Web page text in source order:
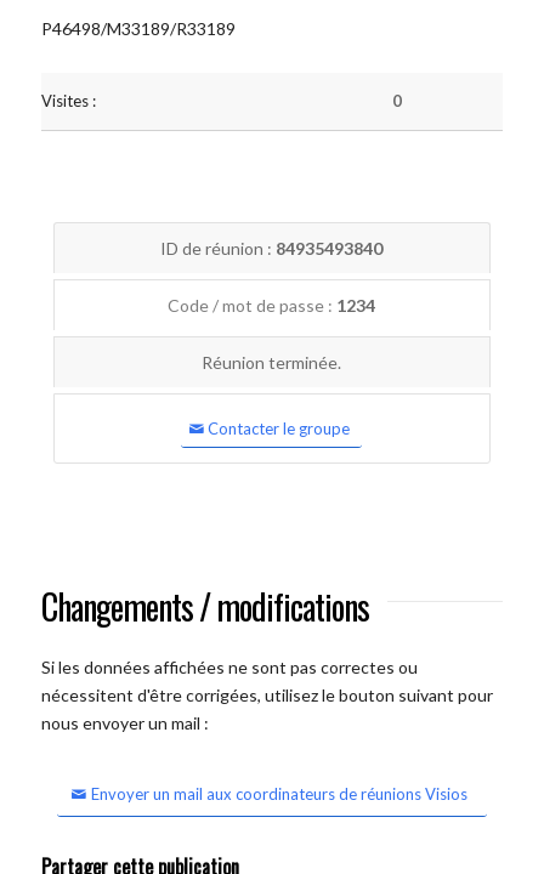
P46498/M33189/R33189
Visites : 0
ID de réunion : 84935493840
Code / mot de passe : 1234
Réunion terminée.
Contacter le groupe
Changements / modifications
Si les données affichées ne sont pas correctes ou
nécessitent d'être corrigées, utilisez le bouton suivant pour
nous envoyer un mail :
Envoyer un mail aux coordinateurs de réunions Visios
Partager cette publication